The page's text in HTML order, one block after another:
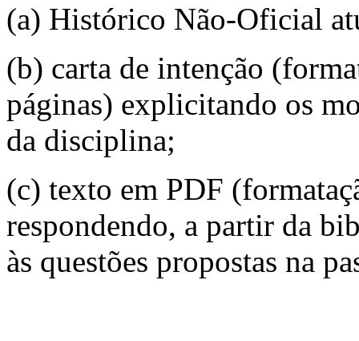
(a) Histórico Não-Oficial
(b) carta de intenção
páginas) explicitando os
da disciplina;
(c) texto em PDF
respondendo, a partir da
às questões propostas na